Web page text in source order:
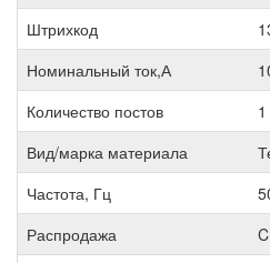
Штрихкод
Номинальный ток,А
Количество постов
1
Вид/марка материала
Частота, Гц
Распродажа